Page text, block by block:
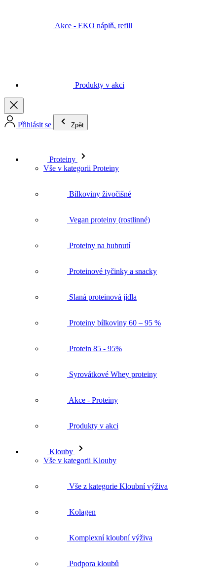
Akce - EKO náplň, refill
Produkty v akci
Přihlásit se Zpět
Proteiny
Vše v kategorii Proteiny
Bílkoviny živočišné
Vegan proteiny (rostlinné)
Proteiny na hubnutí
Proteinové tyčinky a snacky
Slaná proteinová jídla
Proteiny bílkoviny 60 – 95 %
Protein 85 - 95%
Syrovátkové Whey proteiny
Akce - Proteiny
Produkty v akci
Klouby
Vše v kategorii Klouby
Vše z kategorie Kloubní výživa
Kolagen
Komplexní kloubní výživa
Podpora kloubů